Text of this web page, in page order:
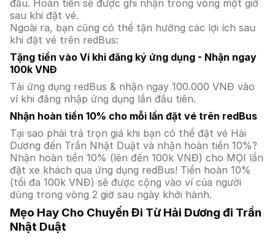
đầu. Hoàn tiền sẽ được ghi nhận trong vòng một giờ
sau khi đặt vé.
Ngoài ra, bạn cũng có thể tận hưởng các lợi ích sau
khi đặt vé trên redBus:
Tặng tiền vào Ví khi đăng ký ứng dụng - Nhận ngay
100k VNĐ
Tải ứng dụng redBus & nhận ngay 100.000 VNĐ vào
ví khi đăng nhập ứng dụng lần đầu tiên.
Nhận hoàn tiền 10% cho mỗi lần đặt vé trên redBus
Tại sao phải trả trọn giá khi bạn có thể đặt vé Hải
Dương đến Trần Nhật Duật và nhận hoàn tiền 10%?
Nhận hoàn tiền 10% (lên đến 100k VNĐ) cho MỌI lần
đặt xe khách qua ứng dụng redBus! Tiền hoàn 10%
(tối đa 100k VNĐ) sẽ được cộng vào ví của người
dùng trong vòng 2 giờ sau ngày khởi hành.
Mẹo Hay Cho Chuyến Đi Từ Hải Dương đi Trần
Nhật Duật